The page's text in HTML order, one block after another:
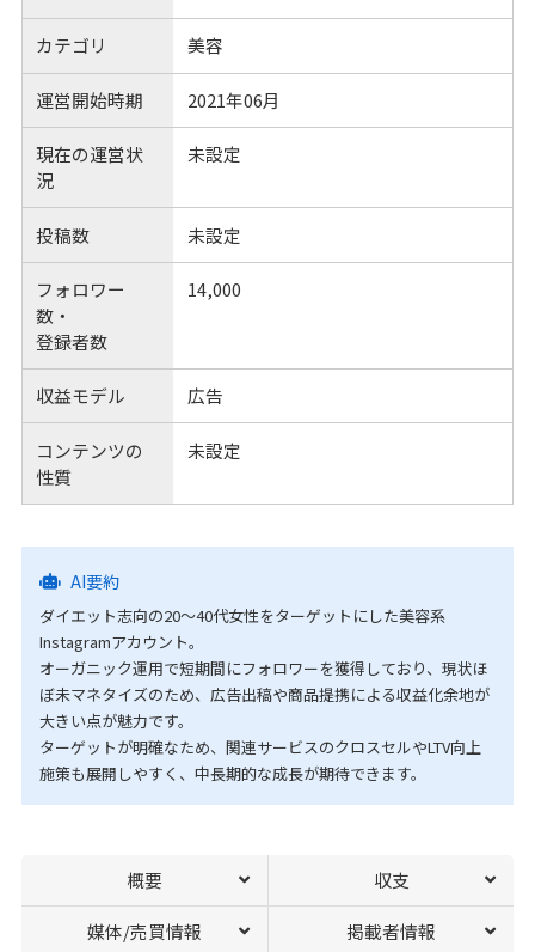
カテゴリ 美容
運営開始時期 2021年06月
現在の運営状
況
未設定
投稿数 未設定
フォロワー
数・
登録者数
14,000
収益モデル 広告
コンテンツの
性質
未設定
AI要約
ダイエット志向の20〜40代女性をターゲットにした美容系
Instagramアカウント。
オーガニック運用で短期間にフォロワーを獲得しており、現状ほ
ぼ未マネタイズのため、広告出稿や商品提携による収益化余地が
大きい点が魅力です。
ターゲットが明確なため、関連サービスのクロスセルやLTV向上
施策も展開しやすく、中長期的な成長が期待できます。
概要 収支
媒体/売買情報 掲載者情報